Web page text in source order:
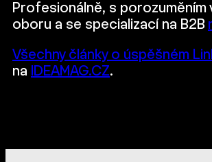
Profesionálně, s porozuměním
oboru a se specializací na B2B
Všechny články o úspěšném
na
IDEAMAG.CZ.